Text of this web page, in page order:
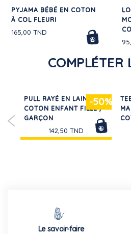
PYJAMA BÉBÉ EN COTON
À COL FLEURI
165,00 TND
COMPLÉTER
-50%
PULL RAYÉ EN LAINE ET
COTON ENFANT FILLE /
GARÇON
142,50 TND
Le savoir-faire